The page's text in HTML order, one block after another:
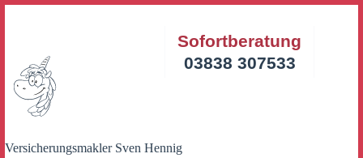
Versicherungsmakler Sven Hennig
Sofortberatung
03838 307533